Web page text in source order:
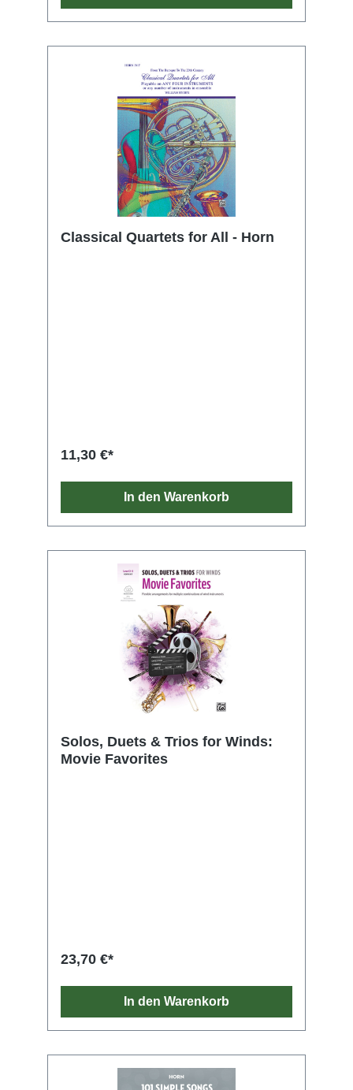
Classical Quartets for All - Horn
11,30 €*
In den Warenkorb
Solos, Duets & Trios for Winds:
Movie Favorites
23,70 €*
In den Warenkorb